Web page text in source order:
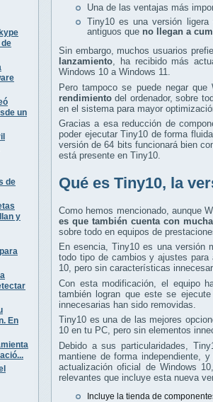
un
de
y
En
Una de las ventajas más
Tiny10 es una versión
antiguos que no llegan a
Sin embargo, muchos usuarios
lanzamiento, ha recibido más
Windows 10 a Windows 11.
Pero tampoco se puede negar que
rendimiento del ordenador, sobre
en el sistema para mayor
Gracias a esa reducción de
poder ejecutar Tiny10 de forma
versión de 64 bits funcionará bien
está presente en Tiny10.
Qué es Tiny10, la
Como hemos mencionado, aunque
es que también cuenta con
sobre todo en equipos de
En esencia, Tiny10 es una versión
todo tipo de cambios y ajustes para
10, pero sin características
Con esta modificación, el equipo
también logran que este se
innecesarias han sido removidas.
Tiny10 es una de las mejores
10 en tu PC, pero sin elementos
Debido a sus particularidades,
mantiene de forma independiente,
actualización oficial de Windows
relevantes que incluye esta nueva
Incluye la tienda de